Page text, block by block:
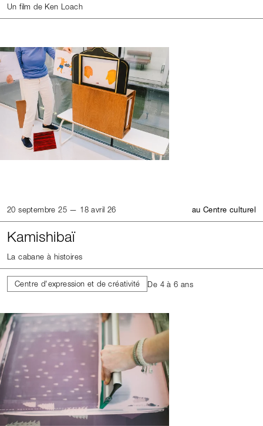
Un film de Ken Loach
20 septembre 25 — 18 avril 26 au Centre culturel
Kamishibaï
La cabane à histoires
Centre d'expression et de créativité De 4 à 6 ans